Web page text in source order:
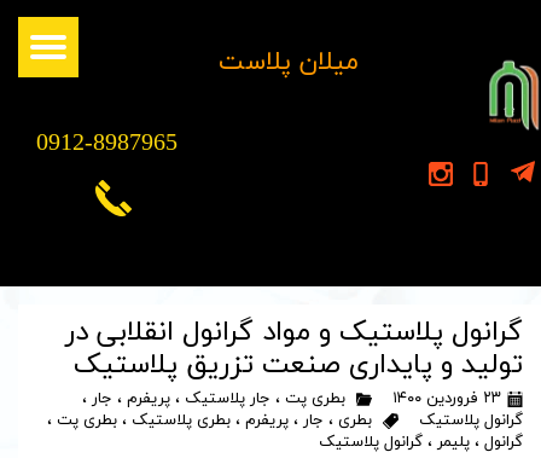
​میلان پلاست
0912-8987965
گرانول پلاستیک و مواد گرانول انقلابی در
تولید و پایداری صنعت تزریق پلاستیک
۲۳ فروردین ۱۴۰۰ بطری پت ، جار پلاستیک ، پریفرم ، جار ،
گرانول پلاستیک
بطری ، جار ، پریفرم ، بطری پلاستیک ، بطری پت ،
گرانول ، پلیمر ، گرانول پلاستیک